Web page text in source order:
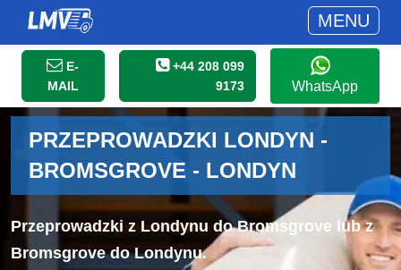
MENU
E-
MAIL
+44 208 099
9173
WhatsApp
PRZEPROWADZKI LONDYN -
BROMSGROVE - LONDYN
Przeprowadzki z Londynu do Bromsgrove lub z
Bromsgrove do Londynu.